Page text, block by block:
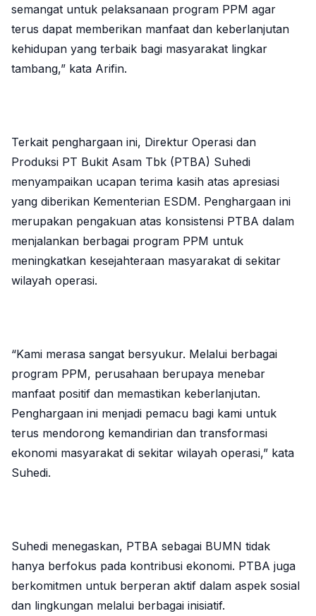
semangat untuk pelaksanaan program PPM agar
terus dapat memberikan manfaat dan keberlanjutan
kehidupan yang terbaik bagi masyarakat lingkar
tambang,” kata Arifin.
Terkait penghargaan ini, Direktur Operasi dan
Produksi PT Bukit Asam Tbk (PTBA) Suhedi
menyampaikan ucapan terima kasih atas apresiasi
yang diberikan Kementerian ESDM. Penghargaan ini
merupakan pengakuan atas konsistensi PTBA dalam
menjalankan berbagai program PPM untuk
meningkatkan kesejahteraan masyarakat di sekitar
wilayah operasi.
“Kami merasa sangat bersyukur. Melalui berbagai
program PPM, perusahaan berupaya menebar
manfaat positif dan memastikan keberlanjutan.
Penghargaan ini menjadi pemacu bagi kami untuk
terus mendorong kemandirian dan transformasi
ekonomi masyarakat di sekitar wilayah operasi,” kata
Suhedi.
Suhedi menegaskan, PTBA sebagai BUMN tidak
hanya berfokus pada kontribusi ekonomi. PTBA juga
berkomitmen untuk berperan aktif dalam aspek sosial
dan lingkungan melalui berbagai inisiatif.